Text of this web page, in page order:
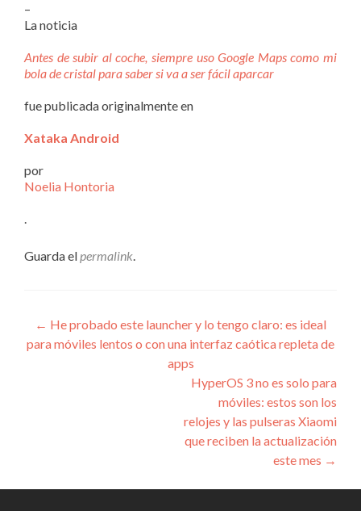
–
La noticia
Antes de subir al coche, siempre uso Google Maps como mi
bola de cristal para saber si va a ser fácil aparcar
fue publicada originalmente en
Xataka Android
por
Noelia Hontoria
.
Guarda elpermalink.
Navegación
de
← He probado este launcher y lo tengo claro: es ideal
para móviles lentos o con una interfaz caótica repleta de
apps
HyperOS 3 no es solo para
móviles: estos son los
relojes y las pulseras Xiaomi
que reciben la actualización
este mes →